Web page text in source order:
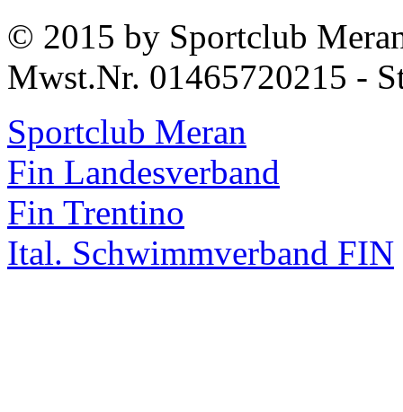
© 2015 by Sportclub
Mwst.Nr. 01465720215 -
Sportclub Meran
Fin Landesverband
Fin Trentino
Ital. Schwimmverband FIN